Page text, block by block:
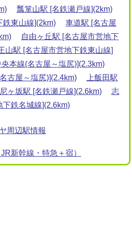
瓢箪山駅 [名鉄瀬戸線](2km)
鉄東山線](2km)
車道駅 [名古屋
自由ヶ丘駅 [名古屋市営地下
山駅 [名古屋市営地下鉄東山線]
本線(名古屋～塩尻)](2.3km)
古屋～塩尻)](2.4km)
上飯田駅
尼ヶ坂駅 [名鉄瀬戸線](2.6km)
志
鉄名城線](2.6km)
周辺駅情報
新幹線・特急＋宿）